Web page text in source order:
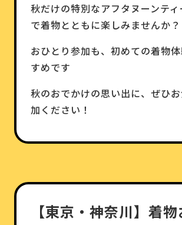
秋だけの特別なアフタヌーンテ
で着物とともに楽しみませんか？
おひとり参加も、初めての着物
すめです
秋のおでかけの思い出に、ぜひ
加ください！
【東京・神奈川】着